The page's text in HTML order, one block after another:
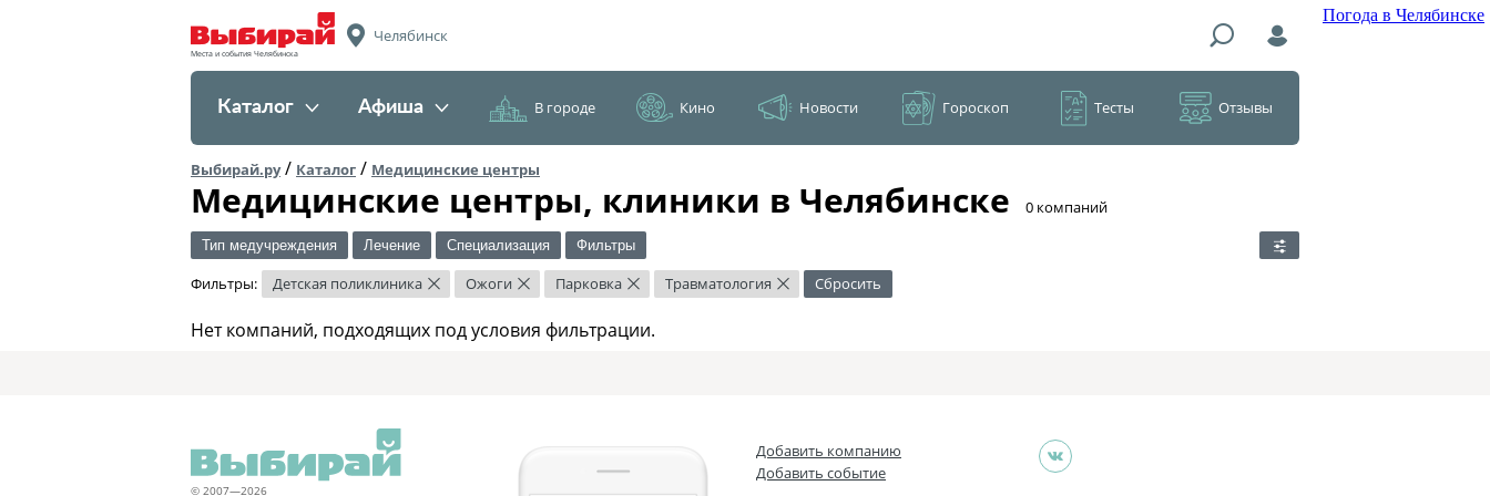
Погода в Челябинске
Места и события Челябинска
Челябинск
Каталог Афиша В городе Кино Новости Гороскоп Тесты Отзывы
Выбирай.ру/ Каталог / Медицинские центры
Медицинские центры, клиники в Челябинске ​0 компаний
Тип медучреждения Лечение Специализация Фильтры
Фильтры: Детская поликлиника × Ожоги × Парковка × Травматология × Сбросить
Нет компаний, подходящих под условия фильтрации.
© 2007—2026
Добавить компанию
Добавить событие